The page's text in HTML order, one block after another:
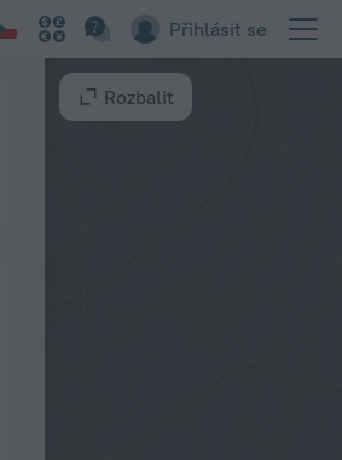
Přihlásit se
Rozbalit